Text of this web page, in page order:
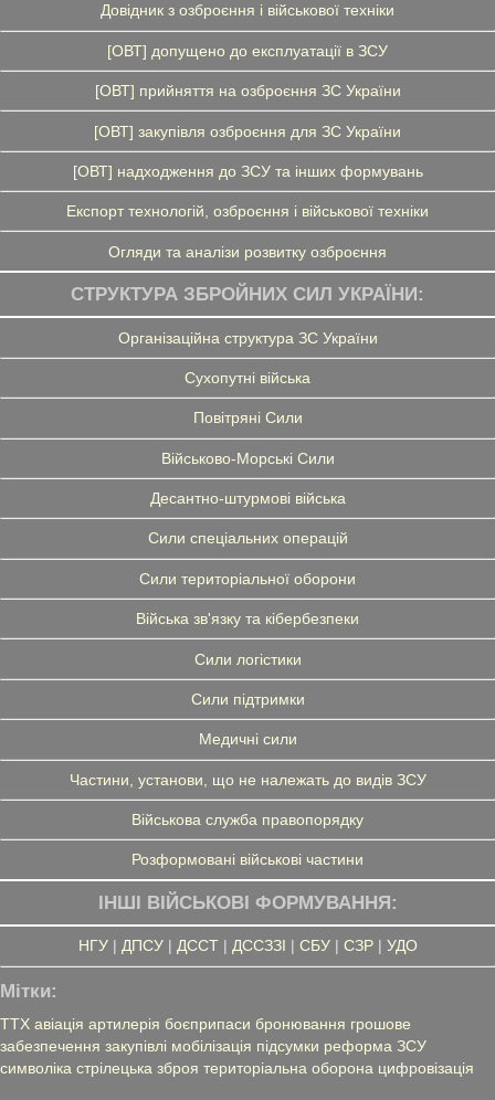
Довідник з озброєння і військової техніки
[ОВТ] допущено до експлуатації в ЗСУ
[ОВТ] прийняття на озброєння ЗС України
[ОВТ] закупівля озброєння для ЗС України
[ОВТ] надходження до ЗСУ та інших формувань
Експорт технологій, озброєння і військової техніки
Огляди та аналізи розвитку озброєння
СТРУКТУРА ЗБРОЙНИХ СИЛ УКРАЇНИ:
Організаційна структура ЗС України
Сухопутні війська
Повітряні Сили
Військово-Морські Сили
Десантно-штурмові війська
Сили спеціальних операцій
Сили територіальної оборони
Війська зв'язку та кібербезпеки
Сили логістики
Сили підтримки
Медичні сили
Частини, установи, що не належать до видів ЗСУ
Військова служба правопорядку
Розформовані військові частини
ІНШІ ВІЙСЬКОВІ ФОРМУВАННЯ:
НГУ| ДПСУ| ДССТ| ДССЗЗІ | СБУ| СЗР| УДО
Мітки:
ТТХ авіація артилерія боєприпаси бронювання грошове
забезпечення закупівлі мобілізація підсумки реформа ЗСУ
символіка стрілецька зброя територіальна оборона цифровізація